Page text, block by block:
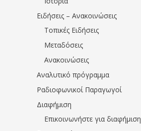
Ειδήσεις – Ανακοινώσεις
Τοπικές Ειδήσεις
Μεταδόσεις
Ανακοινώσεις
Αναλυτικό πρόγραμμα
Ραδιοφωνικοί Παραγωγοί
Διαφήμιση
Επικοινωνήστε για διαφήμιση